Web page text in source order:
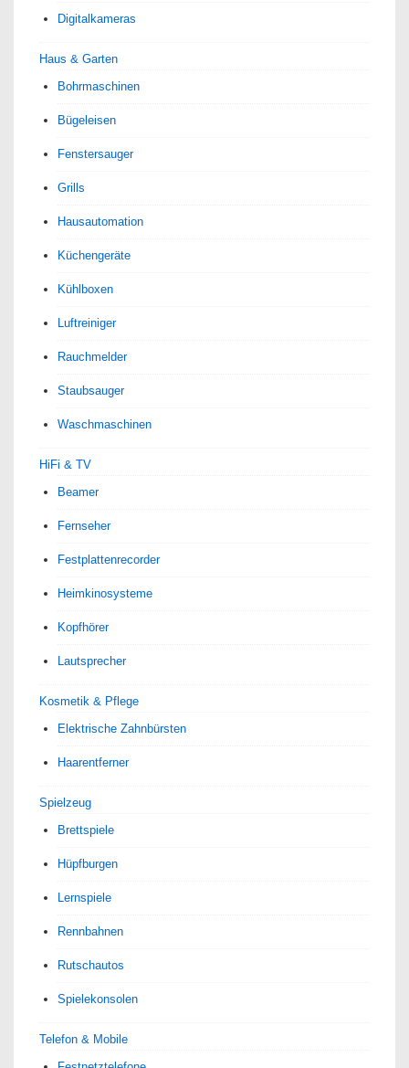
Digitalkameras
Haus & Garten
Bohrmaschinen
Bügeleisen
Fenstersauger
Grills
Hausautomation
Küchengeräte
Kühlboxen
Luftreiniger
Rauchmelder
Staubsauger
Waschmaschinen
HiFi & TV
Beamer
Fernseher
Festplattenrecorder
Heimkinosysteme
Kopfhörer
Lautsprecher
Kosmetik & Pflege
Elektrische Zahnbürsten
Haarentferner
Spielzeug
Brettspiele
Hüpfburgen
Lernspiele
Rennbahnen
Rutschautos
Spielekonsolen
Telefon & Mobile